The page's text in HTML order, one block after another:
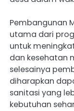
Pembangunan
utama dari
untuk
dan kesehatan
selesainya
diharapkan
sanitasi yang
kebutuhan